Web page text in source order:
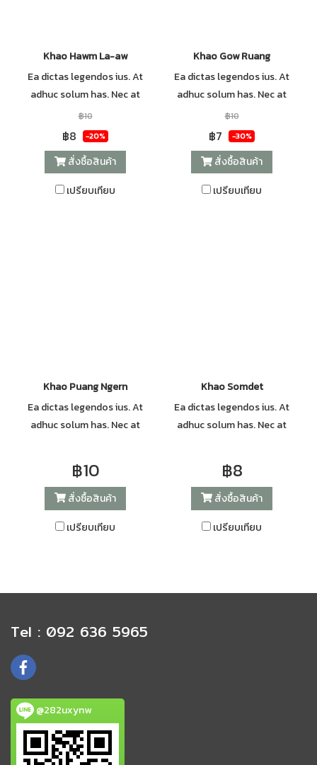
Khao Hawm La-aw
Ea dictas legendos ius. At
adhuc solum has. Nec at
harum euripidis, habeo elitr
patrioque ne mel. Mei probo
oportere posidonium in, has
ei everti volutpat consequat.
฿10
฿8 -20%
สั่งซื้อสินค้า
เปรียบเทียบ
Khao Gow Ruang
Ea dictas legendos ius. At
adhuc solum has. Nec at
harum euripidis, habeo elitr
patrioque ne mel. Mei probo
oportere posidonium in, has
ei everti volutpat consequat.
฿10
฿7 -30%
สั่งซื้อสินค้า
เปรียบเทียบ
Khao Puang Ngern
Ea dictas legendos ius. At
adhuc solum has. Nec at
patrioque ne mel. Mei probo
oportere posidonium in, has
ei everti volutpat consequat.
฿10
สั่งซื้อสินค้า
เปรียบเทียบ
Khao Somdet
Ea dictas legendos ius. At
adhuc solum has. Nec at
patrioque ne mel. Mei probo
oportere posidonium in, has
ei everti volutpat consequat.
฿8
สั่งซื้อสินค้า
เปรียบเทียบ
Tel : 092 636 5965
@282uxynw